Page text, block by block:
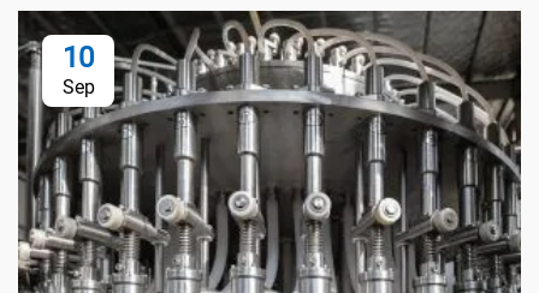
10
Sep